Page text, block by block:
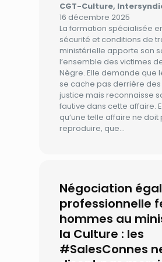
CGT-Culture,
16 décembre 2025
La formation spécialisée
sécurité et conditions de
ministérielle apporte son
l’ensemble des victimes
Nègre. Elle demande que
se cache pas derrière
justice mais reconnaisse
fautive dans cette affaire.
qu’une telle affaire ne doit
reproduire, que…
Négociation
professionnelle
hommes au
la Culture : les
#SalesConnes